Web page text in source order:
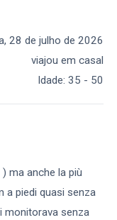
28 de julho de 2026
viajou em casal
Idade: 35 - 50
ma anche la più
a piedi quasi senza
monitorava senza